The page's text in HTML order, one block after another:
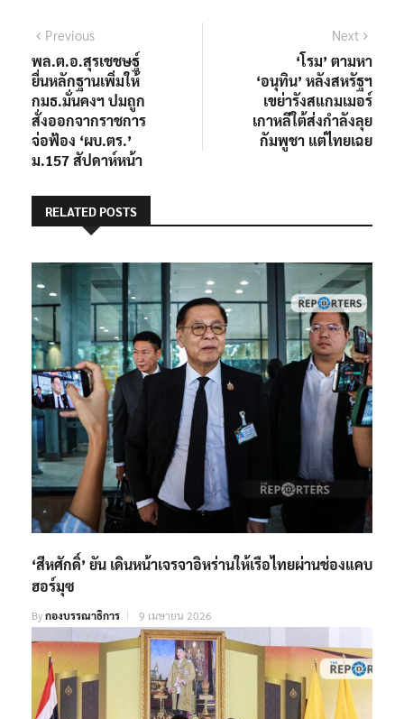
แนะแนว
เรื่อง
PreviousPrevious
post:
พล.ต.อ.สุรเชชษฐ์
ยื่นหลักฐานเพิ่มให้
กมธ.มั่นคงฯ ปมถูก
สั่งออกจากราชการ
จ่อฟ้อง ‘ผบ.ตร.’
ม.157 สัปดาห์หน้า
Next
post:
‘โรม’ ตามหา
‘อนุทิน’ หลังสหรัฐฯ
เขย่ารังสแกมเมอร์
เกาหลีใต้ส่งกำลังลุย
กัมพูชา แต่ไทยเฉย
RELATED POSTS
‘สีหศักดิ์’ ยัน เดินหน้าเจรจาอิหร่านให้เรือไทยผ่านช่องแคบ
ฮอร์มุซ
Byกองบรรณาธิการ 9 เมษายน 2026